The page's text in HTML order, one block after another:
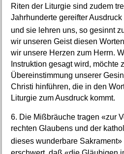
Riten der Liturgie sind zudem
Jahrhunderte gereifter
und sie lehren uns, so gesinnt
wir unseren Geist diesen
wir unsere Herzen zum Herrn.
Instruktion gesagt wird, möchte
Übereinstimmung unserer
Christi hinführen, die in den
Liturgie zum Ausdruck kommt.
6. Die Mißbräuche tragen «zur
rechten Glaubens und der
dieses wunderbare Sakrament»